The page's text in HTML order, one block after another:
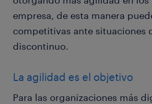
empresa, de esta manera
competitivas ante situaciones
discontinuo.
La agilidad es el objetivo
Para las organizaciones más